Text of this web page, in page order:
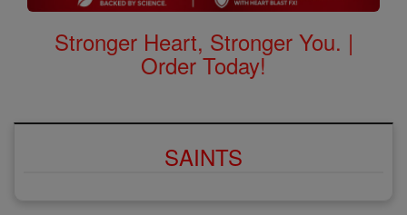
Stronger Heart, Stronger You. |
Order Today!
SAINTS